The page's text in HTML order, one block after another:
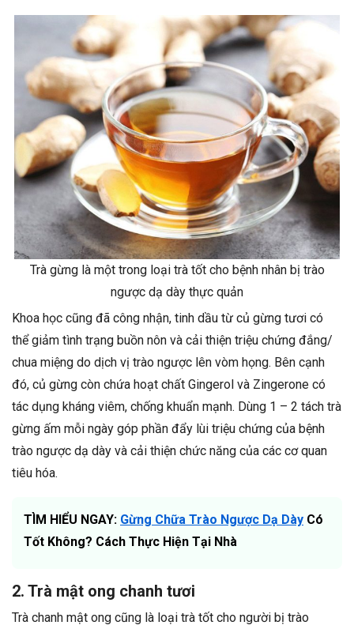
Trà gừng là một trong loại trà tốt cho bệnh nhân bị trào
ngược dạ dày thực quản
Khoa học cũng đã công nhận, tinh dầu từ củ gừng tươi có
thể giảm tình trạng buồn nôn và cải thiện triệu chứng đắng/
chua miệng do dịch vị trào ngược lên vòm họng. Bên cạnh
đó, củ gừng còn chứa hoạt chất Gingerol và Zingerone có
tác dụng kháng viêm, chống khuẩn mạnh. Dùng 1 – 2 tách trà
gừng ấm mỗi ngày góp phần đẩy lùi triệu chứng của bệnh
trào ngược dạ dày và cải thiện chức năng của các cơ quan
tiêu hóa.
TÌM HIỂU NGAY: Gừng Chữa Trào Ngược Dạ Dày Có
Tốt Không? Cách Thực Hiện Tại Nhà
2. Trà mật ong chanh tươi
Trà chanh mật ong cũng là loại trà tốt cho người bị trào